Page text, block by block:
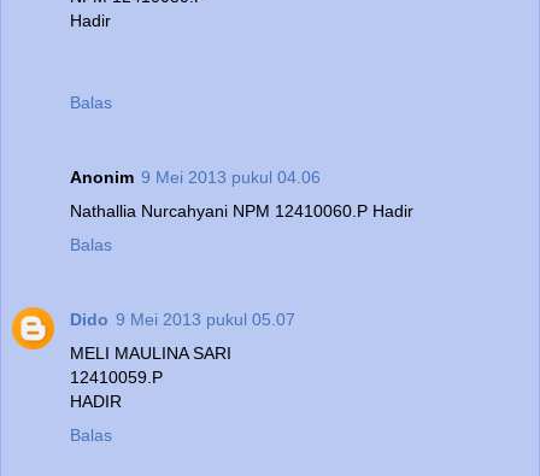
Hadir
Balas
Anonim 9 Mei 2013 pukul 04.06
Nathallia Nurcahyani NPM 12410060.P Hadir
Balas
Dido 9 Mei 2013 pukul 05.07
MELI MAULINA SARI
12410059.P
HADIR
Balas